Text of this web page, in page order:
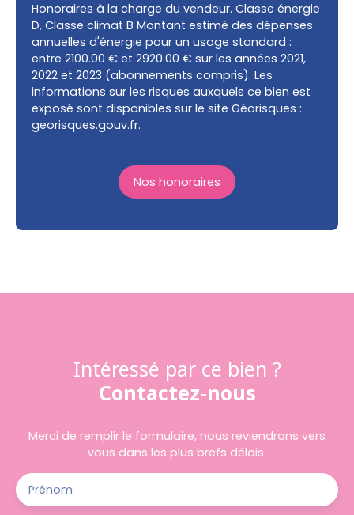
Honoraires à la charge du vendeur. Classe énergie
D, Classe climat B Montant estimé des dépenses
annuelles d'énergie pour un usage standard :
entre 2100.00 € et 2920.00 € sur les années 2021,
2022 et 2023 (abonnements compris). Les
informations sur les risques auxquels ce bien est
exposé sont disponibles sur le site Géorisques :
georisques.gouv.fr.
Nos honoraires
Intéressé par ce bien ?
Contactez-nous
Merci de remplir le formulaire, nous reviendrons vers
vous dans les plus brefs délais.
Prénom